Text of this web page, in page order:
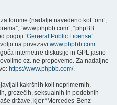
forume (nadalje navedeno kot “oni”,
“www.phpbb.com”, “phpBB
pogoji “General Public License”
na povezavi www.phpbb.com.
internetne diskusije in GPL jasno
oz. ne prepovemo. Za nadaljne
https://www.phpbb.com/.
kakršnih koli neprimernih,
grozečih, seksualnih in podobnih
države, kjer “Mercedes-Benz